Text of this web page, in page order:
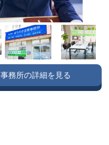
事務所の詳細を見る